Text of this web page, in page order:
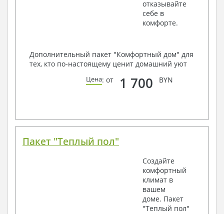
отказывайте
себе в
комфорте.
Дополнительный пакет "Комфортный дом" для
тех, кто по-настоящему ценит домашний уют
Цена: от 1 700 BYN
Пакет "Теплый пол"
Создайте
комфортный
климат в
вашем
доме. Пакет
"Теплый пол"